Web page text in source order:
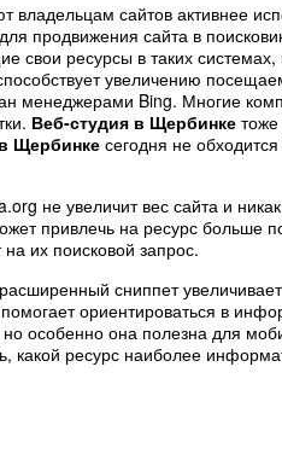
владельцам сайтов активнее
продвижения сайта в
свои ресурсы в таких системах,
увеличению
менеджерами Bing. Многие
Веб-студия в Щербинке
Щербинке сегодня не
не увеличит вес сайта и
привлечь на ресурс больше
их поисковой запрос.
сниппет
ориентироваться в
но особенно она полезна для
какой ресурс наиболее